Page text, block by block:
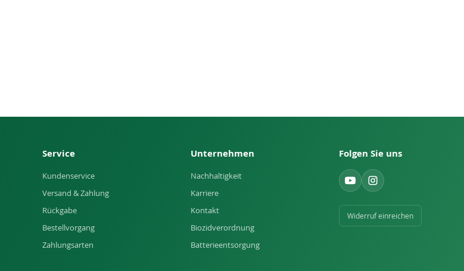
Service
Kundenservice
Versand & Zahlung
Rückgabe
Bestellvorgang
Zahlungsarten
Unternehmen
Nachhaltigkeit
Karriere
Kontakt
Biozidverordnung
Batterieentsorgung
Folgen Sie uns
Widerruf einreichen